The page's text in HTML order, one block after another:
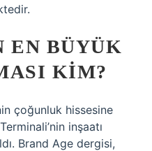
EN BÜYÜK
KIM?
çoğunluk hissesine
inşaatı
Brand Age dergisi,